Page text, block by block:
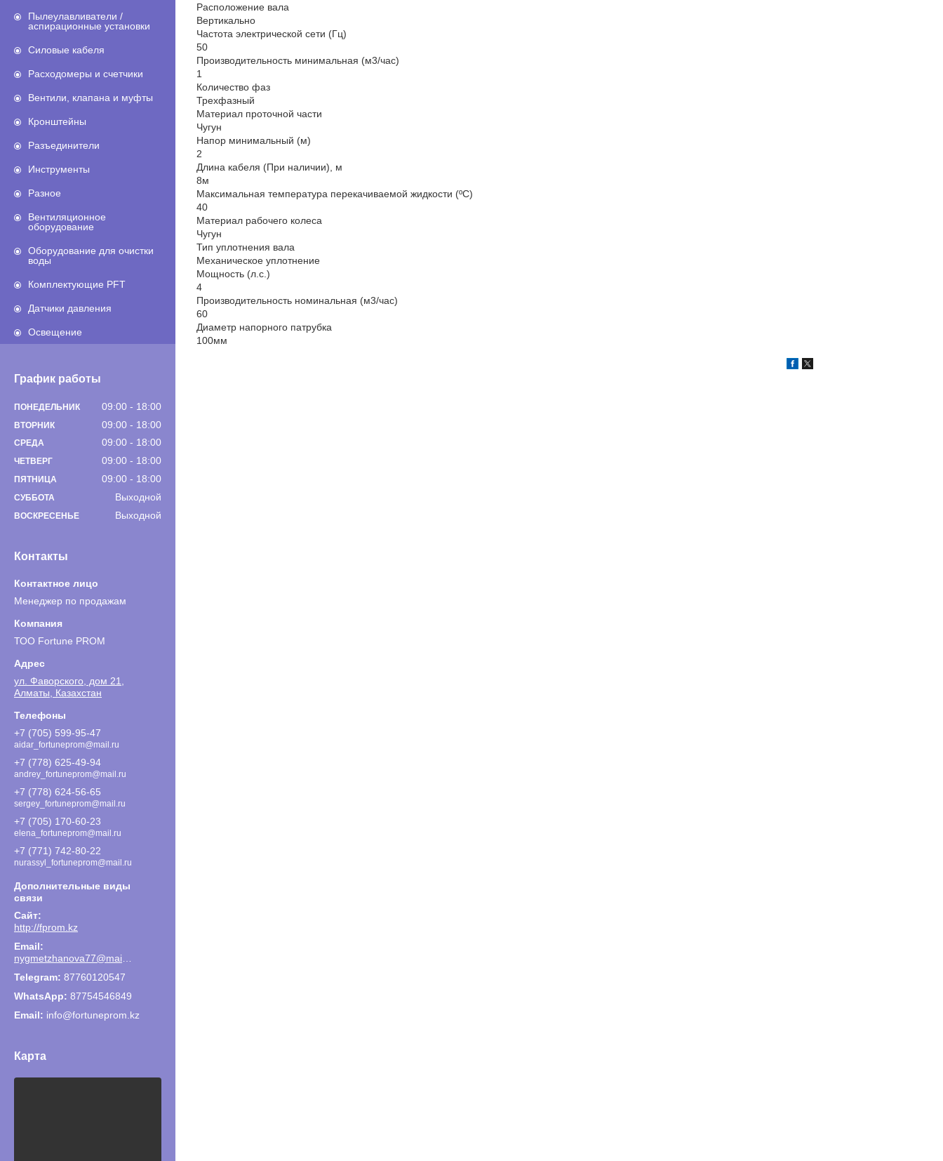
Пылеулавливатели /
аспирационные установки
Силовые кабеля
Расходомеры и счетчики
Вентили, клапана и муфты
Кронштейны
Разъединители
Инструменты
Разное
Вентиляционное
оборудование
Оборудование для очистки
воды
Комплектующие PFT
Датчики давления
Освещение
График работы
ПОНЕДЕЛЬНИК 09:00 18:00
ВТОРНИК 09:00 18:00
СРЕДА 09:00 18:00
ЧЕТВЕРГ 09:00 18:00
ПЯТНИЦА 09:00 18:00
СУББОТА Выходной
ВОСКРЕСЕНЬЕ Выходной
Контакты
Менеджер по продажам
ТОО Fortune PROM
ул. Фаворского, дом 21,
Алматы, Казахстан
+7 (705) 599-95-47
aidar_fortuneprom@mail.ru
+7 (778) 625-49-94
andrey_fortuneprom@mail.ru
+7 (778) 624-56-65
sergey_fortuneprom@mail.ru
+7 (705) 170-60-23
elena_fortuneprom@mail.ru
+7 (771) 742-80-22
nurassyl_fortuneprom@mail.ru
http://fprom.kz
87760120547
87754546849
Email
info@fortuneprom.kz
Карта
Расположение вала
Вертикально
Частота электрической сети (Гц)
50
Производительность минимальная (м3/час)
1
Количество фаз
Трехфазный
Материал проточной части
Чугун
Напор минимальный (м)
2
Длина кабеля (При наличии), м
8м
Максимальная температура перекачиваемой жидкости (ºС)
40
Материал рабочего колеса
Чугун
Тип уплотнения вала
Механическое уплотнение
Мощность (л.с.)
4
Производительность номинальная (м3/час)
60
Диаметр напорного патрубка
100мм